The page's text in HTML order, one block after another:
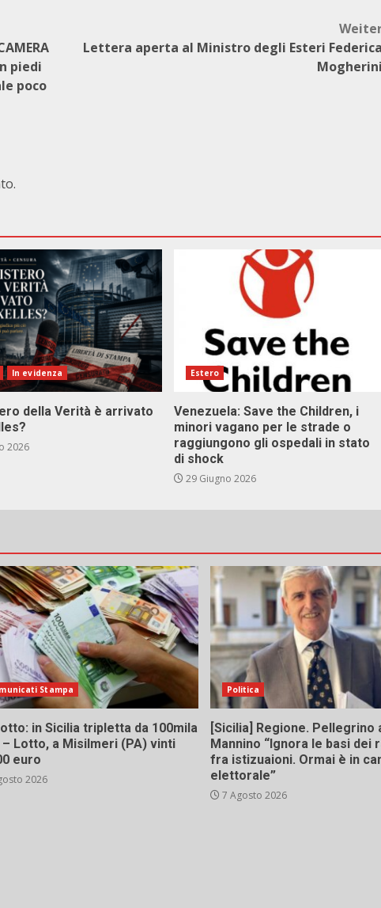
piedi
poco
Lettera aperta al Ministro degli Esteri Federica
Mogherini
In evidenza
della Verità è arrivato
2026
Estero
Venezuela: Save the Children, i
minori vagano per le strade o
raggiungono gli ospedali in stato
di shock
29 Giugno 2026
Stampa
in Sicilia tripletta da 100mila
Lotto, a Misilmeri (PA) vinti
euro
2026
Politica
[Sicilia] Regione. Pellegrino
Mannino “Ignora le basi dei
fra istizuaioni. Ormai è in
elettorale”
7 Agosto 2026